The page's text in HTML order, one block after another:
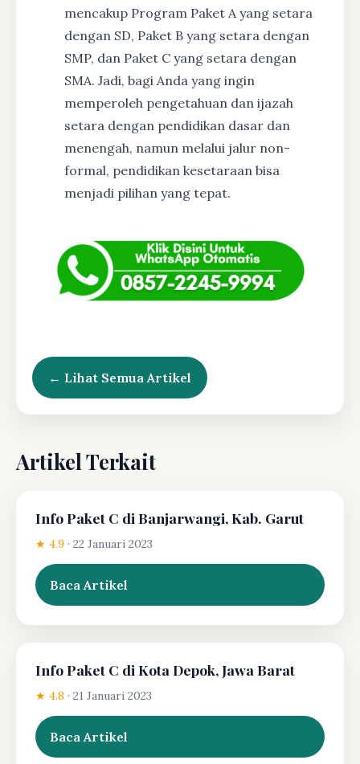
mencakup Program Paket A yang setara
dengan SD, Paket B yang setara dengan
SMP, dan Paket C yang setara dengan
SMA. Jadi, bagi Anda yang ingin
memperoleh pengetahuan dan ijazah
setara dengan pendidikan dasar dan
menengah, namun melalui jalur non-
formal, pendidikan kesetaraan bisa
menjadi pilihan yang tepat.
← Lihat Semua Artikel
Artikel Terkait
Info Paket C di Banjarwangi, Kab. Garut
★ 4.9 · 22 Januari 2023
Baca Artikel
Info Paket C di Kota Depok, Jawa Barat
★ 4.8 · 21 Januari 2023
Baca Artikel